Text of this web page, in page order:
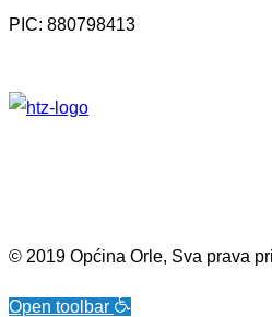
PIC: 880798413
© 2019 Općina Orle, Sva prava
Open toolbar